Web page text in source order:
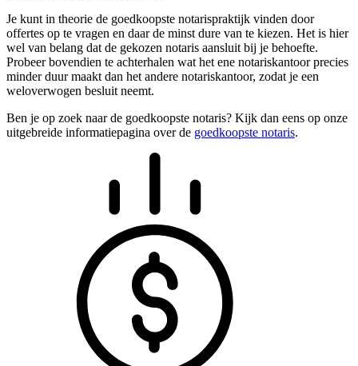
Je kunt in theorie de goedkoopste notarispraktijk vinden door
offertes op te vragen en daar de minst dure van te kiezen. Het is hier
wel van belang dat de gekozen notaris aansluit bij je behoefte.
Probeer bovendien te achterhalen wat het ene notariskantoor precies
minder duur maakt dan het andere notariskantoor, zodat je een
weloverwogen besluit neemt.
Ben je op zoek naar de goedkoopste notaris? Kijk dan eens op onze
uitgebreide informatiepagina over de goedkoopste notaris.